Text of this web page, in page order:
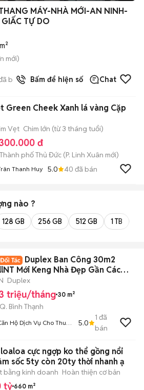
+2
MÁY-NHÀ MỚI-AN NINH-
TỰ DO
mới)
bán Bấm để hiện số Chat
Green Cheek Xanh lá vàng Cặp
Vẹt Chim lớn (từ 3 tháng tuổi)
đ
Thành phố Thủ Đức (P. Linh Xuân mới)
Thanh Huy 5.0 40 đã bán
nào ?
128 GB 256 GB 512 GB 1 TB
Duplex Ban Công 30m2
Mới Keng Nhà Đẹp Gần Các
Đại Học
Duplex
triệu/tháng 30 m²
Q. Bình Thạnh
Hộ Dịch Vụ Cho Thuê
5.0
1 đã
bán
loaloa cực ngợp ko thể gồng nổi
giảm sốc 5ty còn 20ty thời nhanh ạ
bằng kinh doanh Hoàn thiện cơ bản
tỷ 660 m²